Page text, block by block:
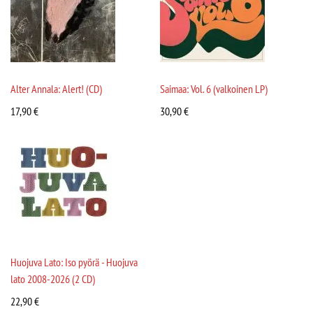
Alter Annala: Alert! (CD)
17,90€
Saimaa: Vol. 6 (valkoinen LP)
30,90€
Huojuva Lato: Iso pyörä - Huojuva
lato 2008-2026 (2 CD)
22,90€